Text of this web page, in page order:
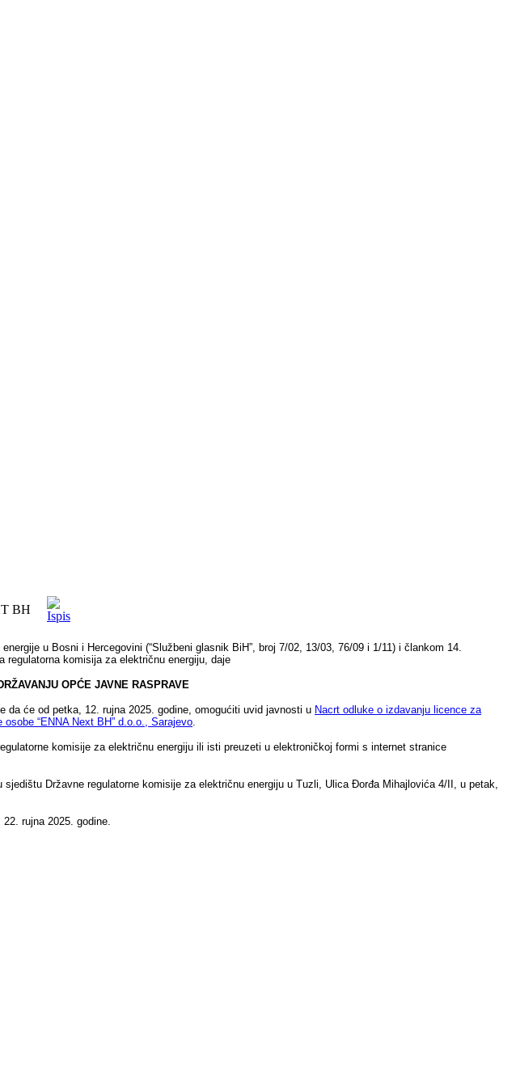
BH
u Bosni i Hercegovini (“Službeni glasnik BiH”, broj 7/02, 13/03, 76/09 i 1/11) i člankom 14.
regulatorna komisija za električnu energiju, daje
OPĆE JAVNE RASPRAVE
da će od petka, 12. rujna 2025. godine, omogućiti uvid javnosti u Nacrt odluke o izdavanju licence za
“ENNA Next BH” d.o.o., Sarajevo.
komisije za električnu energiju ili isti preuzeti u elektroničkoj formi s internet stranice
Državne regulatorne komisije za električnu energiju u Tuzli, Ulica Đorđa Mihajlovića 4/II, u petak,
rujna 2025. godine.